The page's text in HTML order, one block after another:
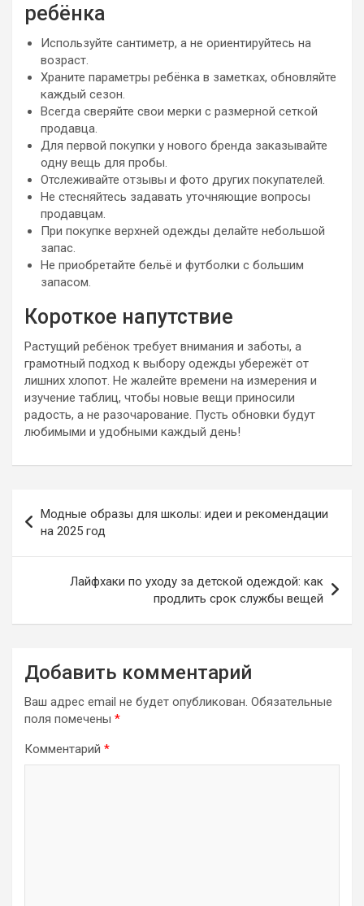
ребёнка
Используйте сантиметр, а не ориентируйтесь на
возраст.
Храните параметры ребёнка в заметках, обновляйте
каждый сезон.
Всегда сверяйте свои мерки с размерной сеткой
продавца.
Для первой покупки у нового бренда заказывайте
одну вещь для пробы.
Отслеживайте отзывы и фото других покупателей.
Не стесняйтесь задавать уточняющие вопросы
продавцам.
При покупке верхней одежды делайте небольшой
запас.
Не приобретайте бельё и футболки с большим
запасом.
Короткое напутствие
Растущий ребёнок требует внимания и заботы, а
грамотный подход к выбору одежды убережёт от
лишних хлопот. Не жалейте времени на измерения и
изучение таблиц, чтобы новые вещи приносили
радость, а не разочарование. Пусть обновки будут
любимыми и удобными каждый день!
по
записям
Модные образы для школы: идеи и рекомендации
на 2025 год
Лайфхаки по уходу за детской одеждой: как
продлить срок службы вещей
Добавить комментарий
Ваш адрес email не будет опубликован. Обязательные
поля помечены *
Комментарий *